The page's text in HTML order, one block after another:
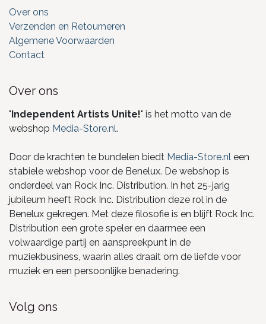
Over ons
Verzenden en Retourneren
Algemene Voorwaarden
Contact
Over ons
"Independent Artists Unite!" is het motto van de
webshop Media-Store.nl.
Door de krachten te bundelen biedt Media-Store.nl een
stabiele webshop voor de Benelux. De webshop is
onderdeel van Rock Inc. Distribution. In het 25-jarig
jubileum heeft Rock Inc. Distribution deze rol in de
Benelux gekregen. Met deze filosofie is en blijft Rock Inc.
Distribution een grote speler en daarmee een
volwaardige partij en aanspreekpunt in de
muziekbusiness, waarin alles draait om de liefde voor
muziek en een persoonlijke benadering.
Volg ons